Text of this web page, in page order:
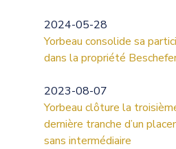
2024-05-28
Yorbeau consolide sa
dans la propriété
2023-08-07
Yorbeau clôture la
dernière tranche d’un
sans intermédiaire